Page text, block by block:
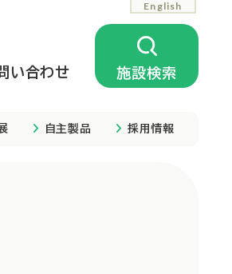
English
い合わせ 施設検索
自主製品 採用情報